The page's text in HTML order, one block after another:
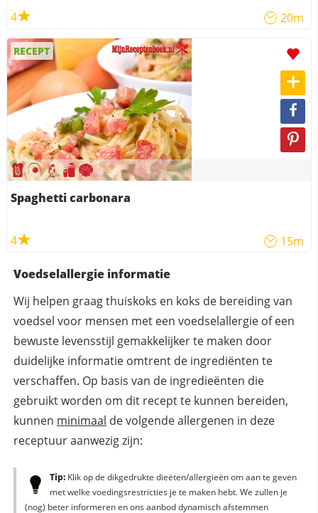
4 20m
RECEPT
Spaghetti carbonara
4 15m
Voedselallergie informatie
Wij helpen graag thuiskoks en koks de bereiding van
voedsel voor mensen met een voedselallergie of een
bewuste levensstijl gemakkelijker te maken door
duidelijke informatie omtrent de ingrediënten te
verschaffen. Op basis van de ingredieënten die
gebruikt worden om dit recept te kunnen bereiden,
kunnen minimaal de volgende allergenen in deze
receptuur aanwezig zijn:
Tip:Klik op de dikgedrukte dieëten/allergieën om aan te geven
met welke voedingsrestricties je te maken hebt. We zullen je
(nog) beter informeren en ons aanbod dynamisch afstemmen